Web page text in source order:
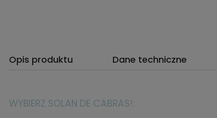
Opis produktu Dane techniczne
WYBIERZ SOLAN DE CABRAS!: